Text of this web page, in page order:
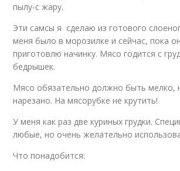
пылу-с жару.
Эти самсы я сделаю из готового
меня было в морозилке и сейчас, пока
приготовлю начинку. Мясо годится с
бедрышек.
Мясо обязательно должно быть мелко,
нарезано. На мясорубке не крутить!
У меня как раз две куриных грудки.
любые, но очень желательно
Что понадобится: